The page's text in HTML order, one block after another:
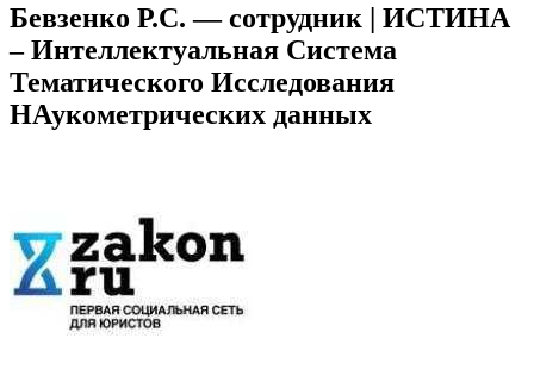
Бевзенко Р.С. — сотрудник | ИСТИНА
– Интеллектуальная Система
Тематического Исследования
НАукометрических данных